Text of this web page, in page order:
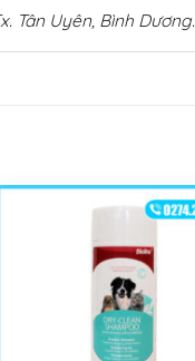
Tân Uyên, Bình Dương.